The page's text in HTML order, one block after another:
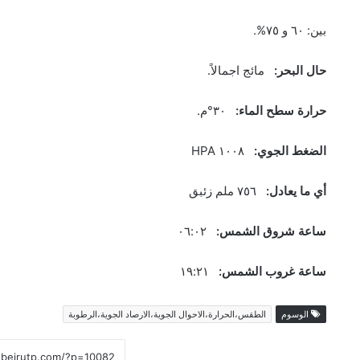
بين: ٦٠ و ٧٥%.
حال البحر: مائج اجمالاً.
حرارة سطح الماء:
الضغط الجوي:
أي ما يعادل:
ساعة شروق الشمس:
ساعة غروب الشمس:
الوسوم الطقس،الحرارة،الاحوال الجوية،الارصاد الجوية،الرطوبة